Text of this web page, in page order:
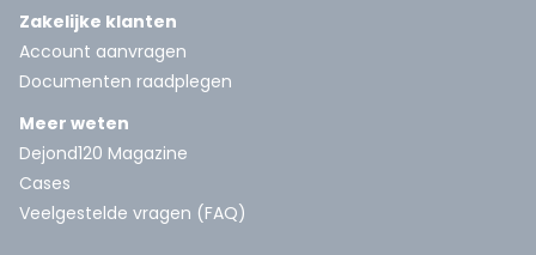
Zakelijke klanten
Account aanvragen
Documenten raadplegen
Meer weten
Dejond120 Magazine
Cases
Veelgestelde vragen (FAQ)